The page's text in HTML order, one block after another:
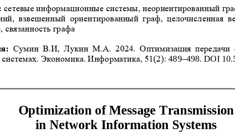
сетевые информационные системы, неориентированный
взвешенный  ориентированный  граф,  целочисленная
связанность графа
Сумин  В.И,  Лукин  М.А.  2024.  Оптимизация  передачи
Экономика. Информатика, 51(2): 489–498 . DOI
Optimization of Message Transmission
in Network Information Systems